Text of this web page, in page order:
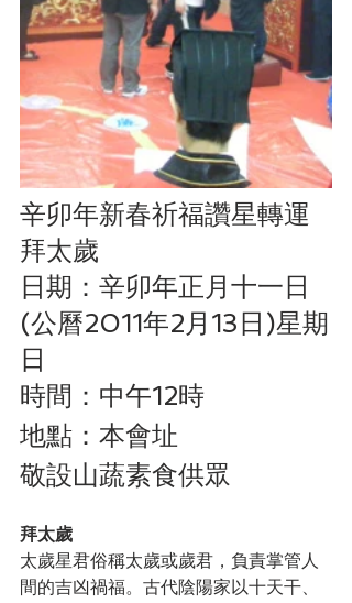
辛卯年新春祈福讚星轉運
拜太歲
日期：辛卯年正月十一日
(公曆2011年2月13日)星期
日
時間：中午12時
地點：本會址
敬設山蔬素食供眾
拜太歲
太歲星君俗稱太歲或歲君，負責掌管人
間的吉凶禍福。古代陰陽家以十天干、